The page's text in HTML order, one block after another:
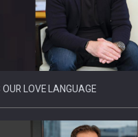
sa spunem nu intr-o cultura
OUR LOVE LANGUAGE